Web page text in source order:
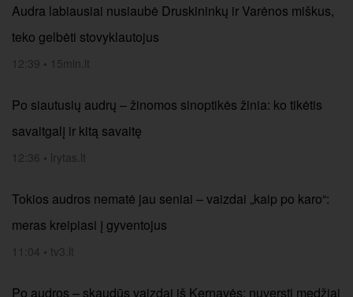
Audra labiausiai nusiaubė Druskininkų ir Varėnos miškus,
teko gelbėti stovyklautojus
12:39 • 15min.lt
Po siautusių audrų – žinomos sinoptikės žinia: ko tikėtis
savaitgalį ir kitą savaitę
12:36 • lrytas.lt
Tokios audros nematė jau seniai – vaizdai „kaip po karo“:
meras kreipiasi į gyventojus
11:04 • tv3.lt
Po audros – skaudūs vaizdai iš Kernavės: nuversti medžiai